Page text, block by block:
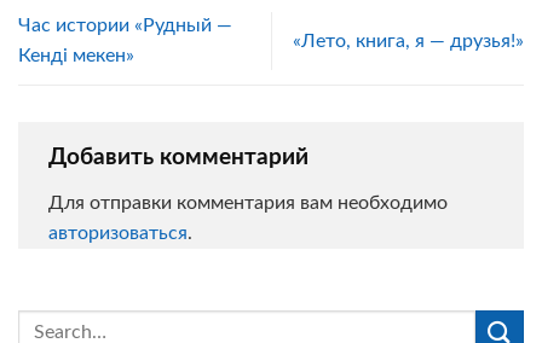
Час истории «Рудный —
Кенді мекен»
«Лето, книга, я — друзья!»
Добавить комментарий
Для отправки комментария вам необходимо
авторизоваться.